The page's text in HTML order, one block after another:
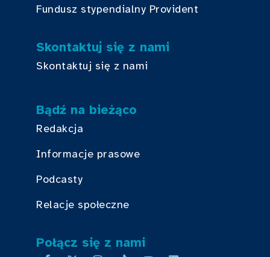
Fundusz stypendialny Provident
Skontaktuj się z nami
Skontaktuj się z nami
Bądź na bieżąco
Redakcja
Informacje prasowe
Podcasty
Relacje społeczne
Połącz się z nami